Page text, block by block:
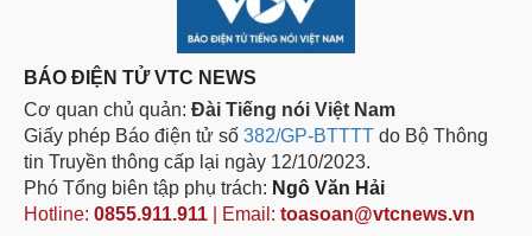
BÁO ĐIỆN TỬ VTC NEWS
Cơ quan chủ quản: Đài Tiếng nói Việt Nam
Giấy phép Báo điện tử số 382/GP-BTTTT do Bộ Thông
tin Truyền thông cấp lại ngày 12/10/2023.
Phó Tổng biên tập phụ trách: Ngô Văn Hải
Hotline: 0855.911.911 | Email: toasoan@vtcnews.vn